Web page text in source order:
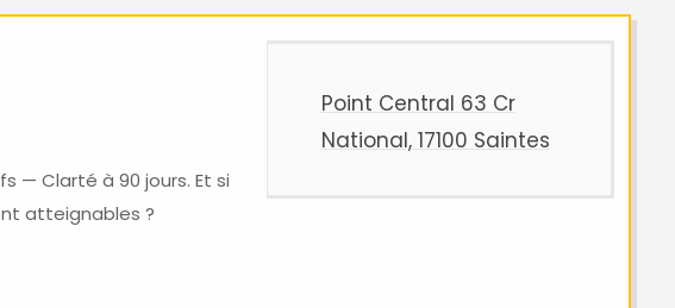
— Clarté à 90 jours. Et si
atteignables ?
Point Central 63 Cr
National, 17100 Saintes